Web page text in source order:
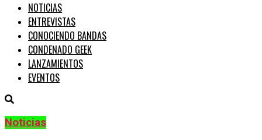
NOTICIAS
ENTREVISTAS
CONOCIENDO BANDAS
CONDENADO GEEK
LANZAMIENTOS
EVENTOS
Noticias